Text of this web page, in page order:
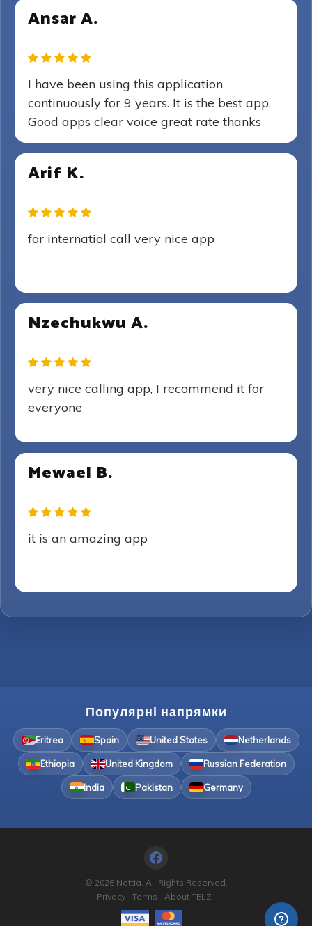
Ansar A.
I have been using this application
continuously for 9 years. It is the best app.
Good apps clear voice great rate thanks
Arif K.
for internatiol call very nice app
Nzechukwu A.
very nice calling app, I recommend it for
everyone
Mewael B.
it is an amazing app
Популярні напрямки
Eritrea Spain United States Netherlands
Ethiopia United Kingdom Russian Federation
India Pakistan Germany
© 2026 Nettia. All Rights Reserved.
Privacy
Terms About TELZ